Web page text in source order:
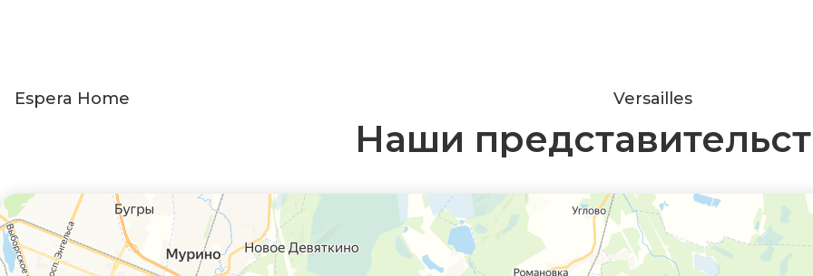
Espera Home Versailles
Наши